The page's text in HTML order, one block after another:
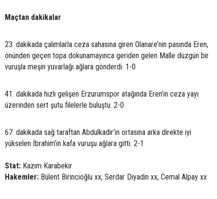
Maçtan dakikalar
23. dakikada çalımlarla ceza sahasına giren Olanare’nin pasında Eren,
önünden geçen topa dokunamayınca geriden gelen Malle düzgün bir
vuruşla meşin yuvarlağı ağlara gönderdi. 1-0
41. dakikada hızlı gelişen Erzurumspor atağında Eren’in ceza yayı
üzerinden sert şutu filelerle buluştu. 2-0
67. dakikada sağ taraftan Abdulkadir’in ortasına arka direkte iyi
yükselen İbrahim’in kafa vuruşu ağlara gitti. 2-1
Stat: Kazım Karabekir
Hakemler: Bülent Birincioğlu xx, Serdar Diyadin xx, Cemal Alpay xx